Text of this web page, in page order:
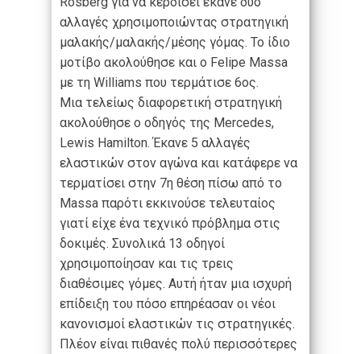
αλλαγές χρησιμοποιώντας στρατηγική
μαλακής/μαλακής/μέσης γόμας. Το ίδιο
μοτίβο ακολούθησε και ο Felipe Massa
με τη Williams που τερμάτισε 6ος.
Μια τελείως διαφορετική στρατηγική
ακολούθησε ο οδηγός της Mercedes,
Lewis Hamilton. Έκανε 5 αλλαγές
ελαστικών στον αγώνα και κατάφερε να
τερματίσει στην 7η θέση πίσω από το
Massa παρότι εκκινούσε τελευταίος
γιατί είχε ένα τεχνικό πρόβλημα στις
δοκιμές. Συνολικά 13 οδηγοί
χρησιμοποίησαν και τις τρεις
διαθέσιμες γόμες. Αυτή ήταν μια ισχυρή
επίδειξη του πόσο επηρέασαν οι νέοι
κανονισμοί ελαστικών τις στρατηγικές.
Πλέον είναι πιθανές πολύ περισσότερες